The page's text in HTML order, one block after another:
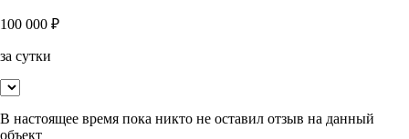
100 000 ₽
за сутки
В настоящее время пока никто не оставил отзыв на данный
объект